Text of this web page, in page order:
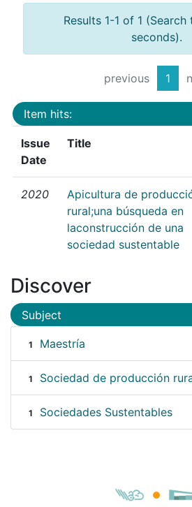
Results 1-1 of 1
seconds).
previous 1
Item hits:
Issue
Date
Title
2020
Apicultura de
rural;una búsqueda en
laconstrucción de una
sociedad sustentable
Discover
Subject
1 Maestría
1 Sociedad de producción
1 Sociedades Sustentables